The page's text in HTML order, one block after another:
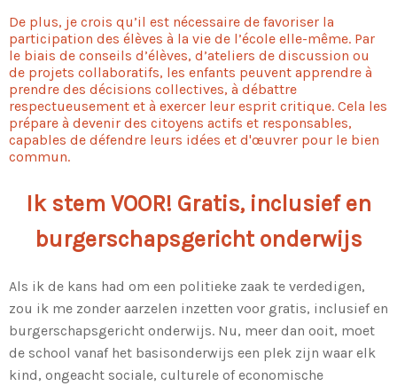
De plus, je crois qu’il est nécessaire de favoriser la
participation des élèves à la vie de l’école elle-même. Par
le biais de conseils d’élèves, d’ateliers de discussion ou
de projets collaboratifs, les enfants peuvent apprendre à
prendre des décisions collectives, à débattre
respectueusement et à exercer leur esprit critique. Cela les
prépare à devenir des citoyens actifs et responsables,
capables de défendre leurs idées et d'œuvrer pour le bien
commun.
Ik stem VOOR! Gratis, inclusief en
burgerschapsgericht onderwijs
Als ik de kans had om een politieke zaak te verdedigen,
zou ik me zonder aarzelen inzetten voor gratis, inclusief en
burgerschapsgericht onderwijs. Nu, meer dan ooit, moet
de school vanaf het basisonderwijs een plek zijn waar elk
kind, ongeacht sociale, culturele of economische